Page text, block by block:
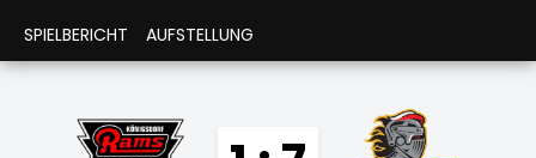
SPIELBERICHT AUFSTELLUNG